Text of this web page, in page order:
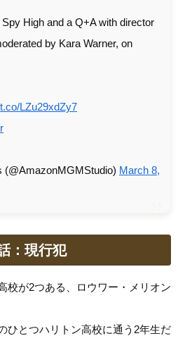
High and a Q+A with director
by Kara Warner, on
LZu29xdZy7
March 8,
：現行犯
校が2つある、ロウワー・メリオン
ひとつハリトン高校に通う2年生だ